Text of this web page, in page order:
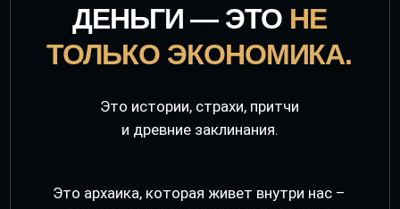
Это истории, страхи, притчи
и древние заклинания.
Это архаика, которая живет внутри нас –
современных и рациональных людей.